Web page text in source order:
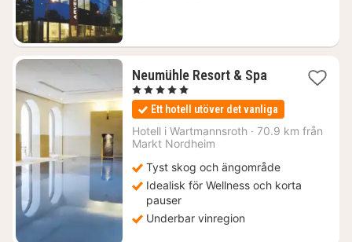
Neumühle Resort & Spa1
från
3168
kr.
, 5 Stjärnor
Ett hotell utöver det vanliga
Hotell i Wartmannsroth · 70.9 km från
Markt Nordheim
Tyst skog och ängområde
Idealisk för Wellness och korta
pauser
Underbar vinregion